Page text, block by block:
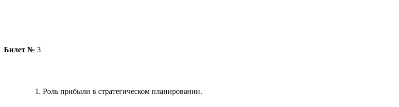
Билет № 3
Роль прибыли в стратегическом планировании.